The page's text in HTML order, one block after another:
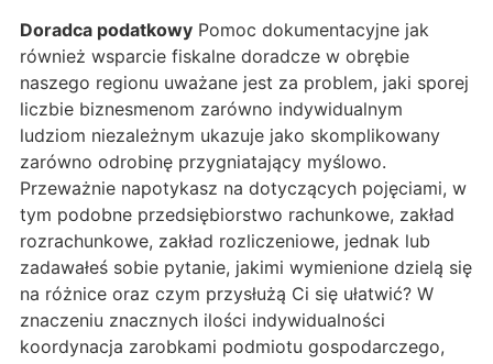
Doradca podatkowy Pomoc dokumentacyjne jak
również wsparcie fiskalne doradcze w obrębie
naszego regionu uważane jest za problem, jaki sporej
liczbie biznesmenom zarówno indywidualnym
ludziom niezależnym ukazuje jako skomplikowany
zarówno odrobinę przygniatający myślowo.
Przeważnie napotykasz na dotyczących pojęciami, w
tym podobne przedsiębiorstwo rachunkowe, zakład
rozrachunkowe, zakład rozliczeniowe, jednak lub
zadawałeś sobie pytanie, jakimi wymienione dzielą się
na różnice oraz czym przysłużą Ci się ułatwić? W
znaczeniu znacznych ilości indywidualności
koordynacja zarobkami podmiotu gospodarczego,